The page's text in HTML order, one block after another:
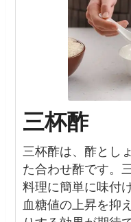
三杯酢
三杯酢は、酢とし
た合わせ酢です。
料理に簡単に味付
血糖値の上昇を抑